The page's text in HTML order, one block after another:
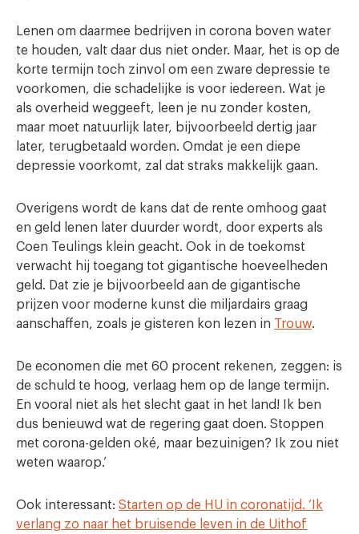
Lenen om daarmee bedrijven in corona boven water
te houden, valt daar dus niet onder. Maar, het is op de
korte termijn toch zinvol om een zware depressie te
voorkomen, die schadelijke is voor iedereen. Wat je
als overheid weggeeft, leen je nu zonder kosten,
maar moet natuurlijk later, bijvoorbeeld dertig jaar
later, terugbetaald worden. Omdat je een diepe
depressie voorkomt, zal dat straks makkelijk gaan.
Overigens wordt de kans dat de rente omhoog gaat
en geld lenen later duurder wordt, door experts als
Coen Teulings klein geacht. Ook in de toekomst
verwacht hij toegang tot gigantische hoeveelheden
geld. Dat zie je bijvoorbeeld aan de gigantische
prijzen voor moderne kunst die miljardairs graag
aanschaffen, zoals je gisteren kon lezen in Trouw.
De economen die met 60 procent rekenen, zeggen: is
de schuld te hoog, verlaag hem op de lange termijn.
En vooral niet als het slecht gaat in het land! Ik ben
dus benieuwd wat de regering gaat doen. Stoppen
met corona-gelden oké, maar bezuinigen? Ik zou niet
weten waarop.’
Ook interessant: Starten op de HU in coronatijd. ‘Ik
verlang zo naar het bruisende leven in de Uithof